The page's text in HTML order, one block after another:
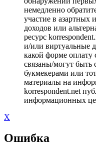
немедленно
участие в азартных
доходов или
ресурс
и/или виртуальные
какой форме оплату
связаны/могут быть
букмекерами или
материалы на
korrespondent.net
информационных
X
Ошибка